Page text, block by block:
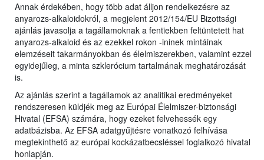
Annak érdekében, hogy több adat álljon rendelkezésre az
anyarozs-alkaloidokról, a megjelent 2012/154/EU Bizottsági
ajánlás javasolja a tagállamoknak a fentiekben feltüntetett hat
anyarozs-alkaloid és az ezekkel rokon -ininek mintáinak
elemzéseit takarmányokban és élelmiszerekben, valamint ezzel
egyidejűleg, a minta szklerócium tartalmának meghatározását
is.
Az ajánlás szerint a tagállamok az analitikai eredményeket
rendszeresen küldjék meg az Európai Élelmiszer-biztonsági
Hivatal (EFSA) számára, hogy ezeket felvehessék egy
adatbázisba. Az EFSA adatgyűjtésre vonatkozó felhívása
megtekinthető az európai kockázatbecsléssel foglalkozó hivatal
honlapján.